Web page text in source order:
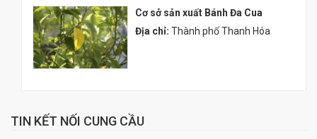
Cơ sở sản xuất Bánh Đa Cua
Địa chỉ: Thành phố Thanh Hóa
TIN KẾT NỐI CUNG CẦU